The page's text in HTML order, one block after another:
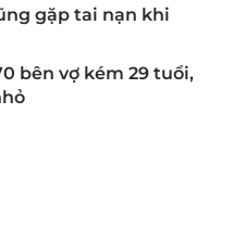
gặp tai nạn khi
bên vợ kém 29 tuổi,